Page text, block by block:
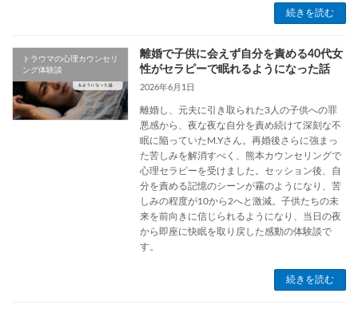
続きを読む
トラウマの心理カウンセリ
ング体験談
離婚で子供に会えず自分を責める40代女
性がセラピーで眠れるようになった話
2026年6月1日
離婚し、元夫に引き取られた3人の子供への罪
悪感から、夜な夜な自分を責め続けて深刻な不
眠に陥っていたM.Yさん。再婚後さらに強まっ
た苦しみを解消すべく、熊本カウンセリングで
心理セラピーを受けました。セッション後、自
分を責める記憶のシーンが霧のようになり、苦
しみの程度が10から2へと激減。子供たちの未
来を前向きに信じられるようになり、当日の夜
から即座に快眠を取り戻した感動の体験談で
す。
続きを読む